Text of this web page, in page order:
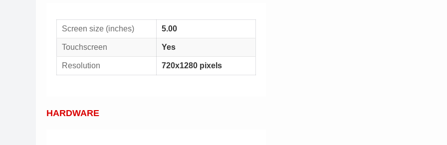
Screen size (inches) 5.00
Touchscreen Yes
Resolution 720x1280 pixels
HARDWARE